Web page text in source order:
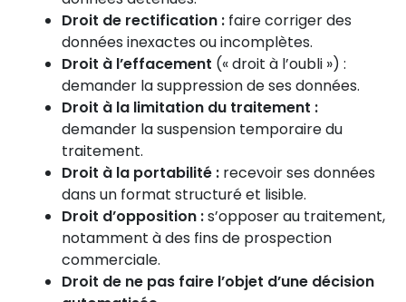
Droit de rectification : faire corriger des
données inexactes ou incomplètes.
Droit à l’effacement (« droit à l’oubli ») :
demander la suppression de ses données.
Droit à la limitation du traitement :
demander la suspension temporaire du
traitement.
Droit à la portabilité : recevoir ses données
dans un format structuré et lisible.
Droit d’opposition :s’opposer au traitement,
notamment à des fins de prospection
commerciale.
Droit de ne pas faire l’objet d’une décision